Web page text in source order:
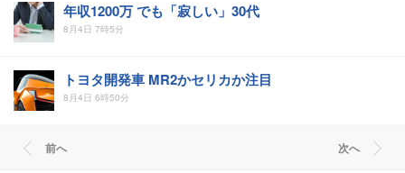
年収1200万 でも「寂しい」30代
8月4日 7時5分
トヨタ開発車 MR2かセリカか注目
8月4日 6時50分
前へ 次へ